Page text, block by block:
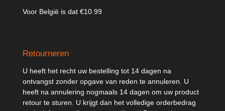
Voor België is dat €10.99
Retourneren
U heeft het recht uw bestelling tot 14 dagen na
ontvangst zonder opgave van reden te annuleren. U
heeft na annulering nogmaals 14 dagen om uw product
retour te sturen. U krijgt dan het volledige orderbedrag